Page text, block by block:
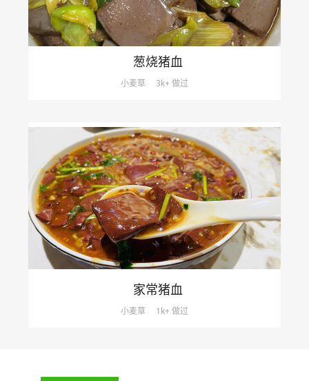
葱烧猪血
小麦草 3k+ 做过
家常猪血
小麦草 1k+ 做过